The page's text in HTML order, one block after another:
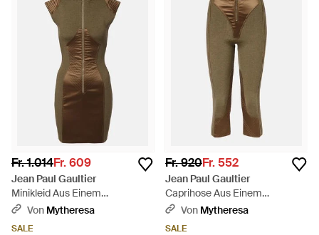
Fr. 1.014Fr. 609
Jean Paul Gaultier
Minikleid Aus Einem
Wollgemisch - Grün
Von Mytheresa
SALE
Fr. 920Fr. 552
Jean Paul Gaultier
Caprihose Aus Einem
Wollgemisch - Grün
Von Mytheresa
SALE